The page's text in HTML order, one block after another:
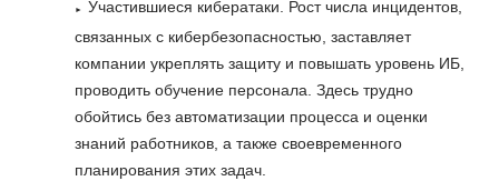
Участившиеся кибератаки. Рост числа инцидентов,
связанных с кибербезопасностью, заставляет
компании укреплять защиту и повышать уровень ИБ,
проводить обучение персонала. Здесь трудно
обойтись без автоматизации процесса и оценки
знаний работников, а также своевременного
планирования этих задач.